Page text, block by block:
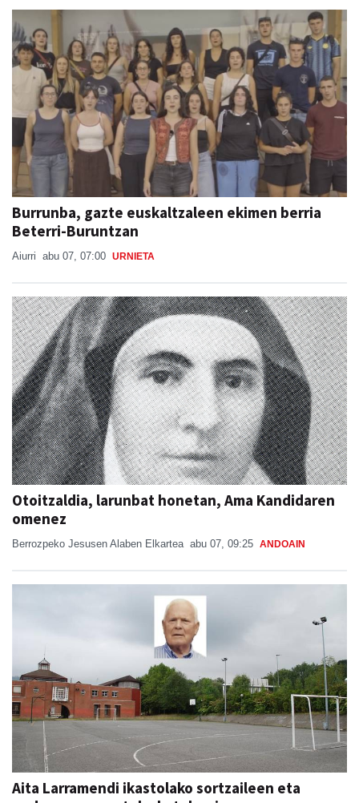
Burrunba, gazte euskaltzaleen ekimen berria
Beterri-Buruntzan
Aiurri abu 07, 07:00 URNIETA
Otoitzaldia, larunbat honetan, Ama Kandidaren
omenez
Berrozpeko Jesusen Alaben Elkartea abu 07, 09:25 ANDOAIN
Aita Larramendi ikastolako sortzaileen eta